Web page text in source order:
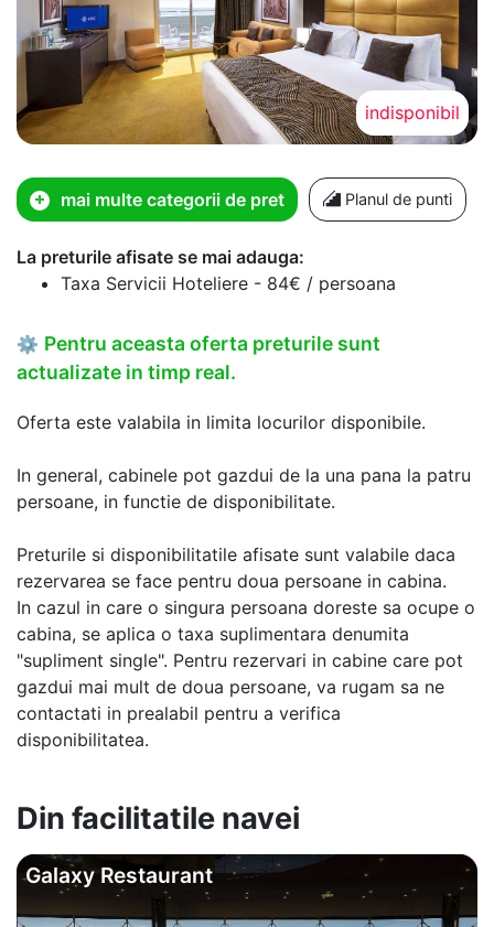
indisponibil
mai multe categorii de pret Planul de punti
La preturile afisate se mai adauga:
Taxa Servicii Hoteliere - 84€ / persoana
⚙ Pentru aceasta oferta preturile sunt
actualizate in timp real.
Oferta este valabila in limita locurilor disponibile.
In general, cabinele pot gazdui de la una pana la patru
persoane, in functie de disponibilitate.
Preturile si disponibilitatile afisate sunt valabile daca
rezervarea se face pentru doua persoane in cabina.
In cazul in care o singura persoana doreste sa ocupe o
cabina, se aplica o taxa suplimentara denumita
"supliment single". Pentru rezervari in cabine care pot
gazdui mai mult de doua persoane, va rugam sa ne
contactati in prealabil pentru a verifica
disponibilitatea.
Din facilitatile navei
Galaxy Restaurant